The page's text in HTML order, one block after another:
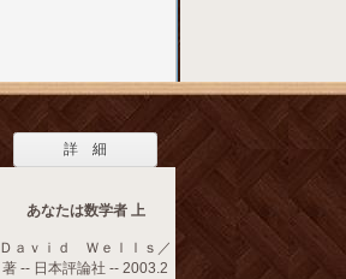
詳 細
あなたは数学者 上
Ｄａｖｉｄ Ｗｅｌｌｓ／
著 -- 日本評論社 -- 2003.2